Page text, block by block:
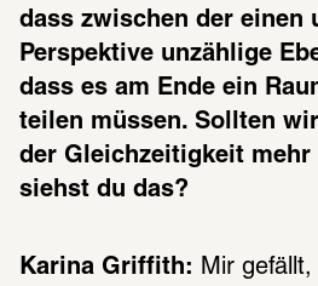
dass zwischen der einen
Perspektive unzählige
dass es am Ende ein
teilen müssen. Sollten
der Gleichzeitigkeit mehr
siehst du das?
Karina Griffith:
Mir